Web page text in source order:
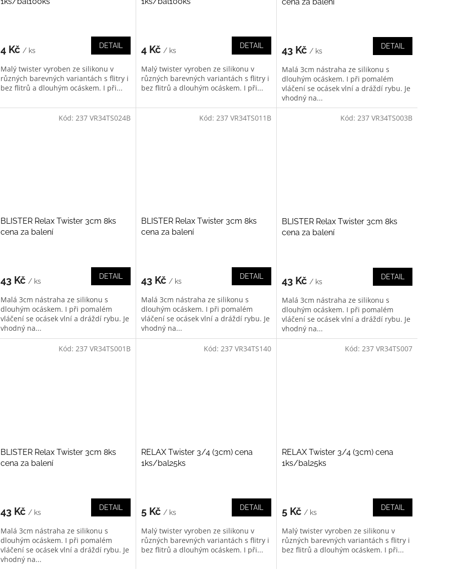
4 Kč / ks
DETAIL
Malý twister vyroben ze silikonu v
různých barevných variantách s flitry i
bez flitrů a dlouhým ocáskem. I při...
4 Kč / ks
DETAIL
Malý twister vyroben ze silikonu v
různých barevných variantách s flitry i
bez flitrů a dlouhým ocáskem. I při...
43 Kč / ks
DETAIL
Malá 3cm nástraha ze silikonu s
dlouhým ocáskem. I při pomalém
vláčení se ocásek vlní a dráždí rybu. Je
vhodný na...
BLISTER Relax Twister 3cm 8ks
cena za balení
43 Kč / ks
DETAIL
Malá 3cm nástraha ze silikonu s
dlouhým ocáskem. I při pomalém
vláčení se ocásek vlní a dráždí rybu. Je
vhodný na...
Kód: 237 VR34TS024B
BLISTER Relax Twister 3cm 8ks
cena za balení
43 Kč / ks
DETAIL
Malá 3cm nástraha ze silikonu s
dlouhým ocáskem. I při pomalém
vláčení se ocásek vlní a dráždí rybu. Je
vhodný na...
Kód: 237 VR34TS011B
BLISTER Relax Twister 3cm 8ks
cena za balení
43 Kč / ks
DETAIL
Malá 3cm nástraha ze silikonu s
dlouhým ocáskem. I při pomalém
vláčení se ocásek vlní a dráždí rybu. Je
vhodný na...
Kód: 237 VR34TS003B
BLISTER Relax Twister 3cm 8ks
cena za balení
43 Kč / ks
DETAIL
Malá 3cm nástraha ze silikonu s
dlouhým ocáskem. I při pomalém
vláčení se ocásek vlní a dráždí rybu. Je
vhodný na...
Kód: 237 VR34TS001B
RELAX Twister 3/4 (3cm) cena
1ks/bal25ks
5 Kč / ks
DETAIL
Malý twister vyroben ze silikonu v
různých barevných variantách s flitry i
bez flitrů a dlouhým ocáskem. I při...
Kód: 237 VR34TS140
RELAX Twister 3/4 (3cm) cena
1ks/bal25ks
5 Kč / ks
DETAIL
Malý twister vyroben ze silikonu v
různých barevných variantách s flitry i
bez flitrů a dlouhým ocáskem. I při...
Kód: 237 VR34TS007